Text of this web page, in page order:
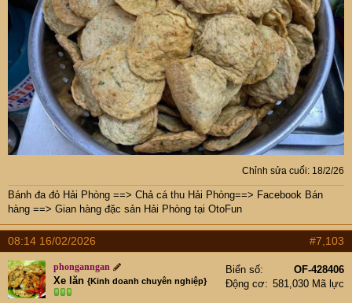
Chỉnh sửa cuối: 18/2/26
Bánh đa đỏ Hải Phòng ==> Chả cá thu Hải Phòng==> Facebook Bán
hàng ==> Gian hàng đặc sản Hải Phòng tại OtoFun
08:14 16/02/2026 #7,103
phonganngan
Xe lăn {Kinh doanh chuyên nghiệp}
Biển số
OF-428406
Động cơ
581,030 Mã lực